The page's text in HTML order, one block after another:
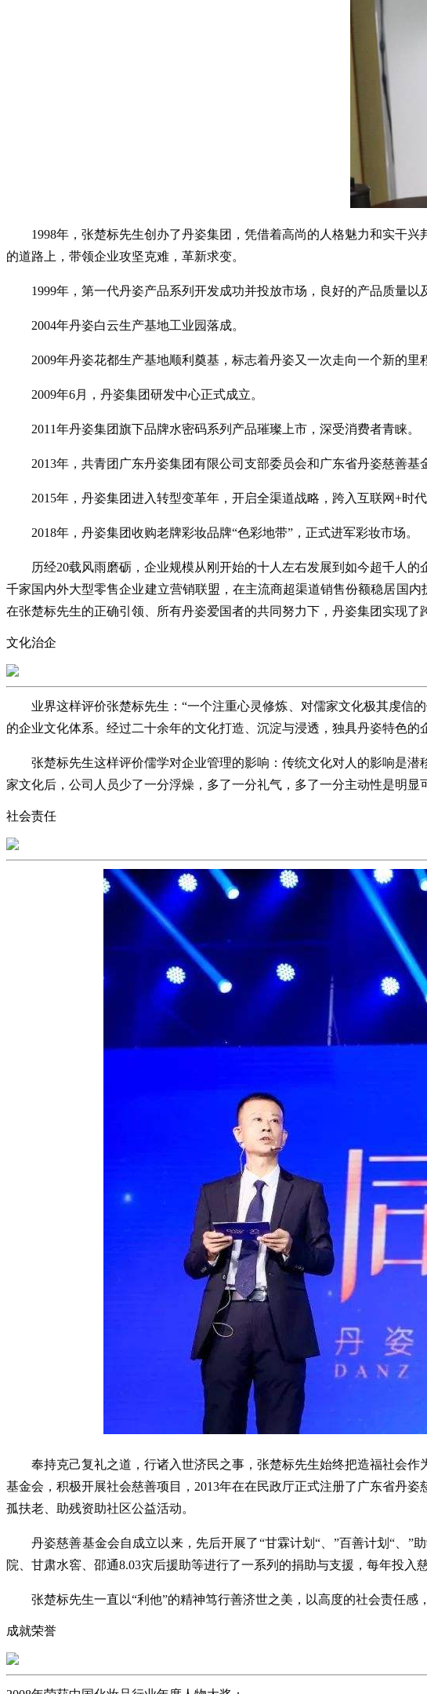
1998年，张楚标先生创办了丹姿集团，凭借着高尚的人格魅力和实干
的道路上，带领企业攻坚克难，革新求变。
1999年，第一代丹姿产品系列开发成功并投放市场，良好的产品质量
2004年丹姿白云生产基地工业园落成。
2009年丹姿花都生产基地顺利奠基，标志着丹姿又一次走向一个新的里
2009年6月，丹姿集团研发中心正式成立。
2011年丹姿集团旗下品牌水密码系列产品璀璨上市，深受消费者青睐。
2013年，共青团广东丹姿集团有限公司支部委员会和广东省丹姿慈善基
2015年，丹姿集团进入转型变革年，开启全渠道战略，跨入互联网+时
2018年，丹姿集团收购老牌彩妆品牌“色彩地带”，正式进军彩妆市场。
历经20载风雨磨砺，企业规模从刚开始的十人左右发展到如今超千人
千家国内外大型零售企业建立营销联盟，在主流商超渠道销售份额稳居国
在张楚标先生的正确引领、所有丹姿爱国者的共同努力下，丹姿集团实现了
文化治企
业界这样评价张楚标先生：“一个注重心灵修炼、对儒家文化极其虔信
的企业文化体系。经过二十余年的文化打造、沉淀与浸透，独具丹姿特色的
张楚标先生这样评价儒学对企业管理的影响：传统文化对人的影响是
家文化后，公司人员少了一分浮燥，多了一分礼气，多了一分主动性是明
社会责任
奉持克己复礼之道，行诸入世济民之事，张楚标先生始终把造福社会
基金会，积极开展社会慈善项目，2013年在在民政厅正式注册了广东省丹
孤扶老、助残资助社区公益活动。
丹姿慈善基金会自成立以来，先后开展了“甘霖计划“、”百善计划“、”
院、甘肃水窖、邵通8.03灾后援助等进行了一系列的捐助与支援，每年投入
张楚标先生一直以“利他”的精神笃行善济世之美，以高度的社会责任感
成就荣誉